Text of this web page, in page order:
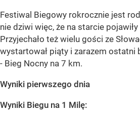
Festiwal Biegowy rokrocznie jest
nie dziwi więc, że na starcie
Przyjechało też wielu gości ze
wystartował piąty i zarazem ostatni
- Bieg Nocny na 7 km.
Wyniki pierwszego dnia
Wyniki Biegu na 1 Milę: